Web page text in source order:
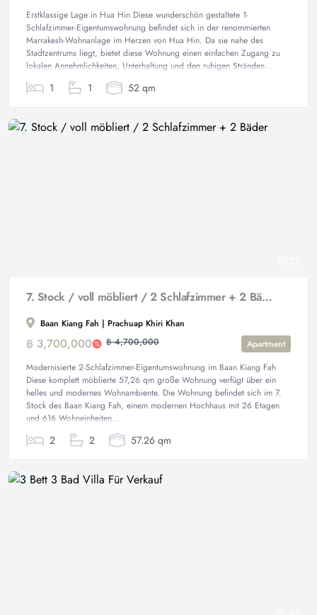
Erstklassige Lage in Hua Hin Diese wunderschön gestaltete 1-
Schlafzimmer-Eigentumswohnung befindet sich in der renommierten
Marrakesh-Wohnanlage im Herzen von Hua Hin. Da sie nahe des
Stadtzentrums liegt, bietet diese Wohnung einen einfachen Zugang zu
lokalen Annehmlichkeiten, Unterhaltung und den ruhigen Stränden...
1 1 52 qm
7. Stock / voll möbliert / 2 Schlafzimmer + 2 Bäder
Baan Kiang Fah | Prachuap Khiri Khan
฿ 3,700,000 ฿ 4,700,000
Apartment
Modernisierte 2-Schlafzimmer-Eigentumswohnung im Baan Kiang Fah
Diese komplett möblierte 57,26 qm große Wohnung verfügt über ein
helles und modernes Wohnambiente. Die Wohnung befindet sich im 7.
Stock des Baan Kiang Fah, einem modernen Hochhaus mit 26 Etagen
und 616 Wohneinheiten....
2 2 57.26 qm